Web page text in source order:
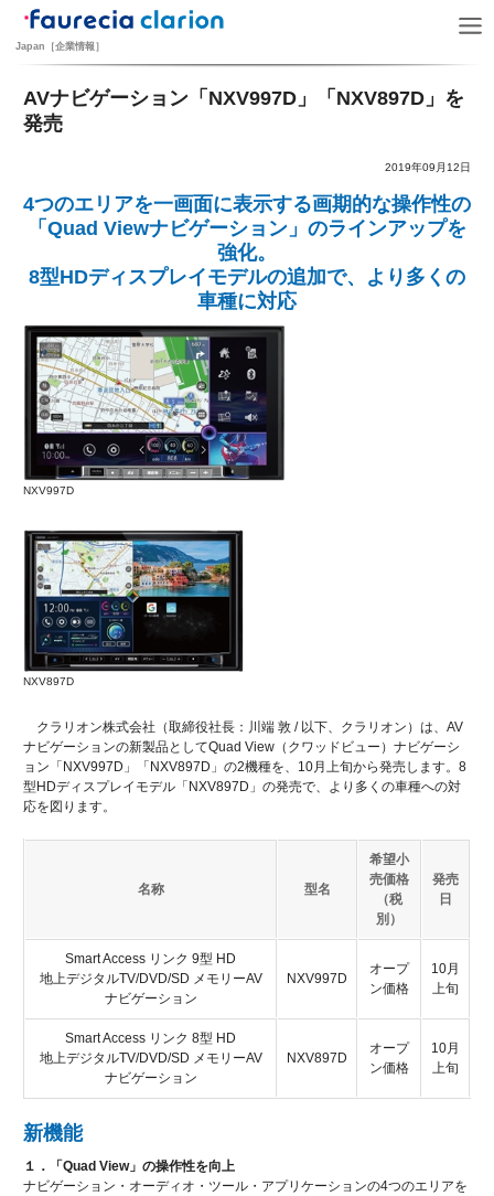
Japan［企業情報］
AVナビゲーション「NXV997D」「NXV897D」を
発売
2019年09月12日
4つのエリアを一画面に表示する画期的な操作性の
「Quad Viewナビゲーション」のラインアップを
強化。
8型HDディスプレイモデルの追加で、より多くの
車種に対応
NXV997D
NXV897D
クラリオン株式会社（取締役社長：川端 敦 / 以下、クラリオン）は、AV
ナビゲーションの新製品としてQuad View（クワッドビュー）ナビゲーシ
ョン「NXV997D」「NXV897D」の2機種を、10月上旬から発売します。8
型HDディスプレイモデル「NXV897D」の発売で、より多くの車種への対
応を図ります。
名称 型名
希望小
売価格
（税
別）
発売
日
Smart Access リンク 9型 HD
地上デジタルTV/DVD/SD メモリーAV
ナビゲーション
NXV997D
オープ
ン価格
10月
上旬
Smart Access リンク 8型 HD
地上デジタルTV/DVD/SD メモリーAV
ナビゲーション
NXV897D
オープ
ン価格
10月
上旬
新機能
１．「Quad View」の操作性を向上
ナビゲーション・オーディオ・ツール・アプリケーションの4つのエリアを